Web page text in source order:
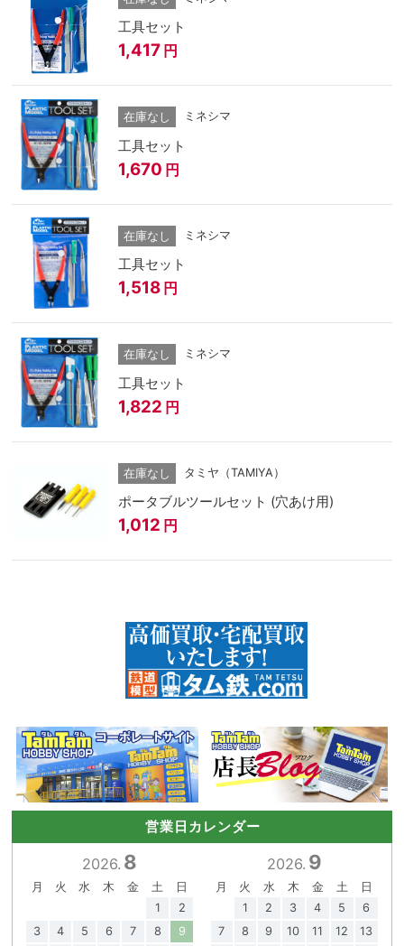
工具セット
1,417 円
在庫なし ミネシマ
工具セット
1,670 円
在庫なし ミネシマ
工具セット
1,518 円
在庫なし ミネシマ
工具セット
1,822 円
在庫なし タミヤ（TAMIYA）
ポータブルツールセット (穴あけ用)
1,012 円
営業日カレンダー
2026. 8
月 火 水 木 金 土
日
1
2
3
4 5 6 7 8
9
2026. 9
月 火 水 木 金 土
日
1
2 3 4 5
6
7
8 9 10 11 12
13